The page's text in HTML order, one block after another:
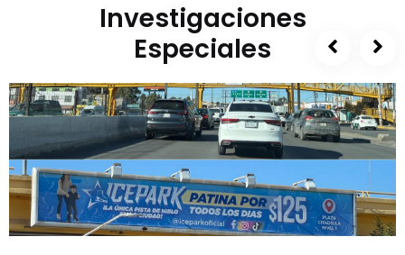
Investigaciones
Especiales